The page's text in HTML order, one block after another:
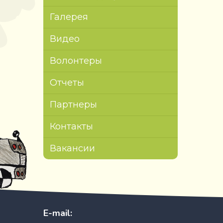
Галерея
Видео
Волонтеры
Отчеты
Партнеры
Контакты
Вакансии
E-mail: